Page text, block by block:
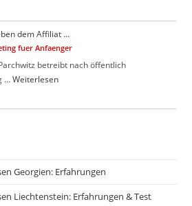
dem Affiliat …
fuer Anfaenger
betreibt nach öffentlich
…Weiterlesen
Georgien: Erfahrungen
Liechtenstein: Erfahrungen & Test